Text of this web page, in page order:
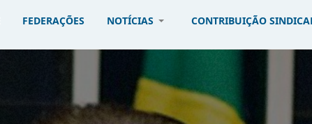
FEDERAÇÕES NOTÍCIAS CONTRIBUIÇÃO